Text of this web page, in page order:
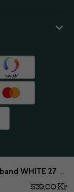
Tommy Hilfiger silikon armband WHITE 2790555
539,00 Kr